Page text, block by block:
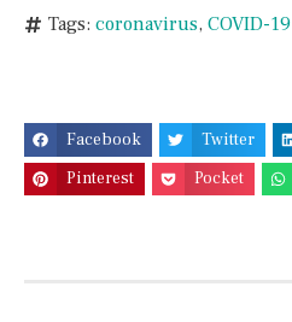
Tags: coronavirus, COVID-19
Facebook Twitter
Pinterest
Pocket